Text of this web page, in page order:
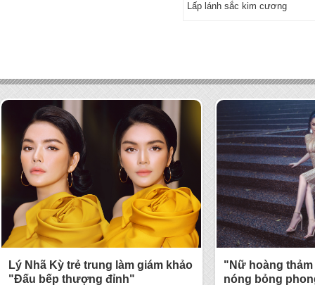
Lấp lánh sắc kim cương
Lý Nhã Kỳ trẻ trung làm giám khảo
"Đấu bếp thượng đỉnh"
"Nữ hoàng
nóng bỏng